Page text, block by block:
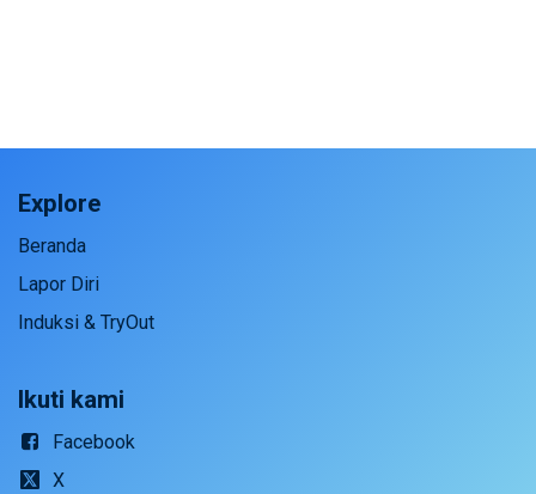
Explore
Beranda
Lapor Diri
Induksi & TryOut
Ikuti kami
Facebook
X